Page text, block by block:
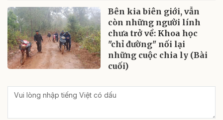
Bên kia biên giới, vẫn
còn những người lính
chưa trở về: Khoa học
"chỉ đường" nối lại
những cuộc chia ly (Bài
cuối)